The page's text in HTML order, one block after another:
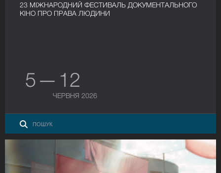
23 МІЖНАРОДНИЙ ФЕСТИВАЛЬ ДОКУМЕНТАЛЬНОГО
КІНО ПРО ПРАВА ЛЮДИНИ
5 — 12
ЧЕРВНЯ 2026